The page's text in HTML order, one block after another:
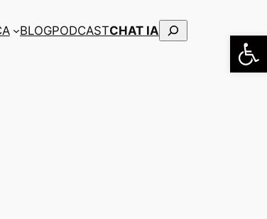
BLOGPODCASTCHAT IA Buscar Abrir